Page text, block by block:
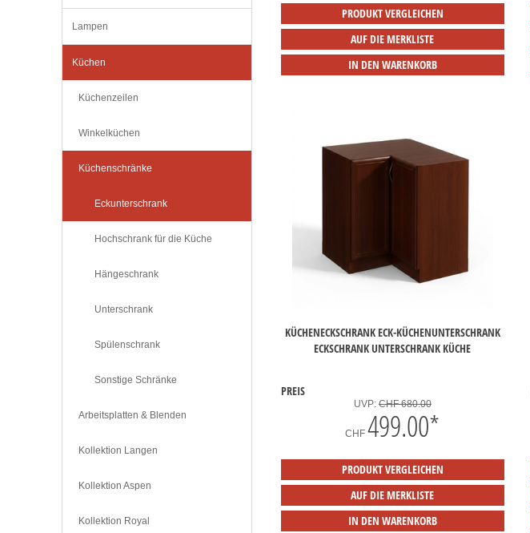
PRODUKT VERGLEICHEN
AUF DIE MERKLISTE
IN DEN WARENKORB
KÜCHENECKSCHRANK ECK-KÜCHENUNTERSCHRANK
ECKSCHRANK UNTERSCHRANK KÜCHE
PREIS
UVP: CHF 680.00
CHF 499.00*
PRODUKT VERGLEICHEN
AUF DIE MERKLISTE
IN DEN WARENKORB
Lampen
Küchen
Küchenzeilen
Winkelküchen
Küchenschränke
Eckunterschrank
Hochschrank für die Küche
Hängeschrank
Unterschrank
Spülenschrank
Sonstige Schränke
Arbeitsplatten & Blenden
Kollektion Langen
Kollektion Aspen
Kollektion Royal